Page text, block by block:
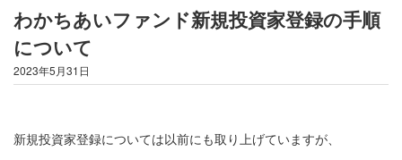
わかちあいファンド新規投資家登録の手順
について
2023年5月31日
新規投資家登録については以前にも取り上げていますが、